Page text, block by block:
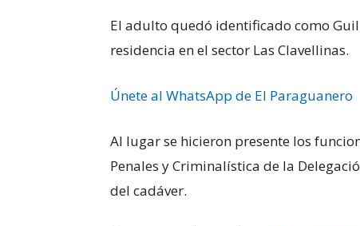
El adulto quedó identificado como
residencia en el sector Las Clavellinas.
Únete al WhatsApp de El Paraguanero
Al lugar se hicieron presente los
Penales y Criminalística de la
del cadáver.